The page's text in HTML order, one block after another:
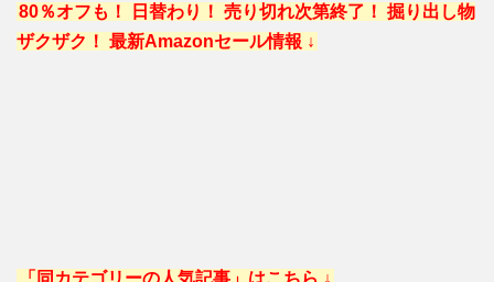
80％オフも！ 日替わり！ 売り切れ次第終了！ 掘り出し物
ザクザク！ 最新Amazonセール情報 ↓
「同カテゴリーの人気記事」はこちら ↓